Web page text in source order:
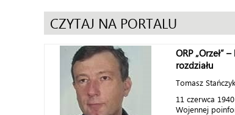
CZYTAJ NA PORTALU
ORP „Orzeł”
rozdziału
Tomasz Stańczyk
11 czerwca
Wojennej